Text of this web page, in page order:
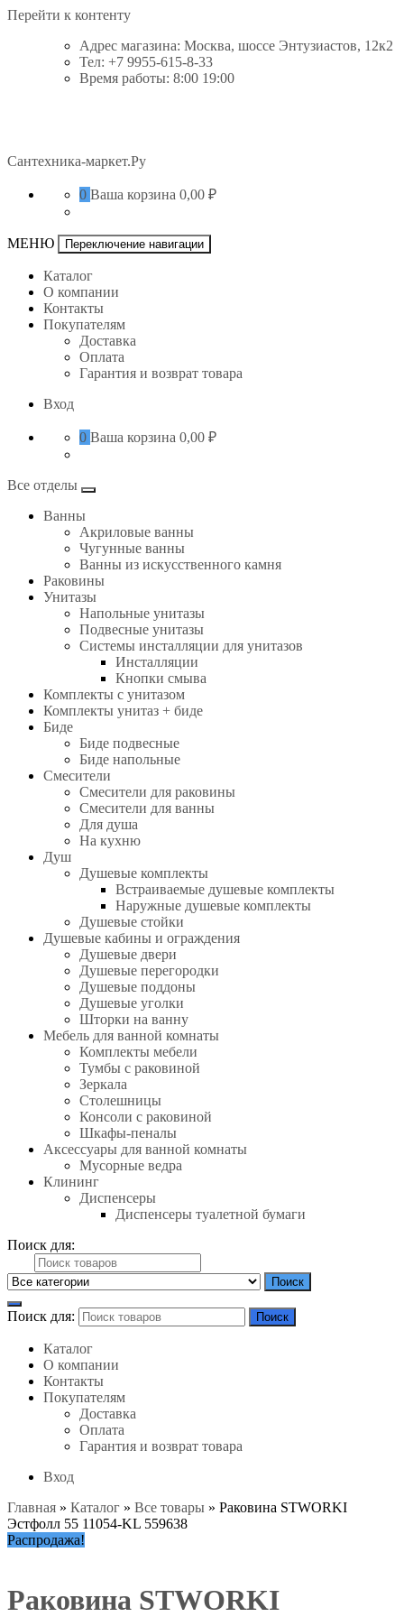
Перейти к контенту
Адрес магазина: Москва, шоссе Энтузиастов, 12к2
Тел: +7 9955-615-8-33
Время работы: 8:00 19:00
Сантехника-маркет.Ру
0 Ваша корзина 0,00 ₽
МЕНЮ Переключение навигации
Каталог
О компании
Контакты
Покупателям
Доставка
Оплата
Гарантия и возврат товара
Вход
0 Ваша корзина 0,00 ₽
Все отделы
Ванны
Акриловые ванны
Чугунные ванны
Ванны из искусственного камня
Раковины
Унитазы
Напольные унитазы
Подвесные унитазы
Системы инсталляции для унитазов
Инсталляции
Кнопки смыва
Комплекты с унитазом
Комплекты унитаз + биде
Биде
Биде подвесные
Биде напольные
Смесители
Смесители для раковины
Смесители для ванны
Для душа
На кухню
Душ
Душевые комплекты
Встраиваемые душевые комплекты
Наружные душевые комплекты
Душевые стойки
Душевые кабины и ограждения
Душевые двери
Душевые перегородки
Душевые поддоны
Душевые уголки
Шторки на ванну
Мебель для ванной комнаты
Комплекты мебели
Тумбы с раковиной
Зеркала
Столешницы
Консоли с раковиной
Шкафы-пеналы
Аксессуары для ванной комнаты
Мусорные ведра
Клининг
Диспенсеры
Диспенсеры туалетной бумаги
Поиск для:
Поиск
Поиск для: Поиск
Каталог
О компании
Контакты
Покупателям
Доставка
Оплата
Гарантия и возврат товара
Вход
Главная » Каталог » Все товары » Раковина STWORKI
Эстфолл 55 11054-KL 559638
Распродажа!
Раковина STWORKI